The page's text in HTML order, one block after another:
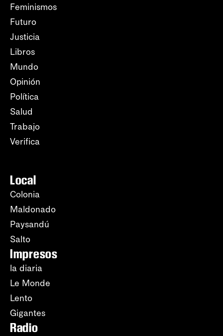
Feminismos
Futuro
Justicia
Libros
Mundo
Opinión
Política
Salud
Trabajo
Verifica
Local
Colonia
Maldonado
Paysandú
Salto
Impresos
la diaria
Le Monde
Lento
Gigantes
Radio